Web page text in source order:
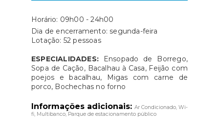
Horário: 09h00 - 24h00
Dia de encerramento: segunda-feira
Lotação: 52 pessoas
ESPECIALIDADES:
Ensopado de Borrego,
Sopa de Cação, Bacalhau à Casa, Feijão com
poejos e bacalhau, Migas com carne de
porco, Bochechas no forno
Informações adicionais: Ar Condicionado, Wi-
fi, Multibanco, Parque de estacionamento público